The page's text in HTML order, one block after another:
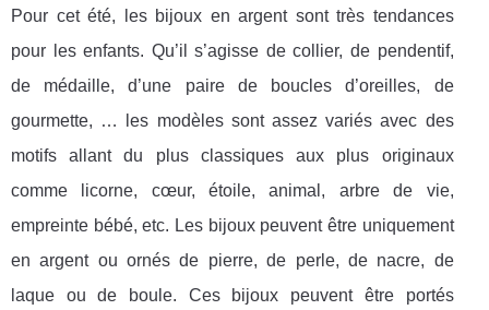
Pour cet été, les bijoux en argent sont très tendances
pour les enfants. Qu’il s’agisse de collier, de pendentif,
de médaille, d’une paire de boucles d’oreilles, de
gourmette, … les modèles sont assez variés avec des
motifs allant du plus classiques aux plus originaux
comme licorne, cœur, étoile, animal, arbre de vie,
empreinte bébé, etc. Les bijoux peuvent être uniquement
en argent ou ornés de pierre, de perle, de nacre, de
laque ou de boule. Ces bijoux peuvent être portés